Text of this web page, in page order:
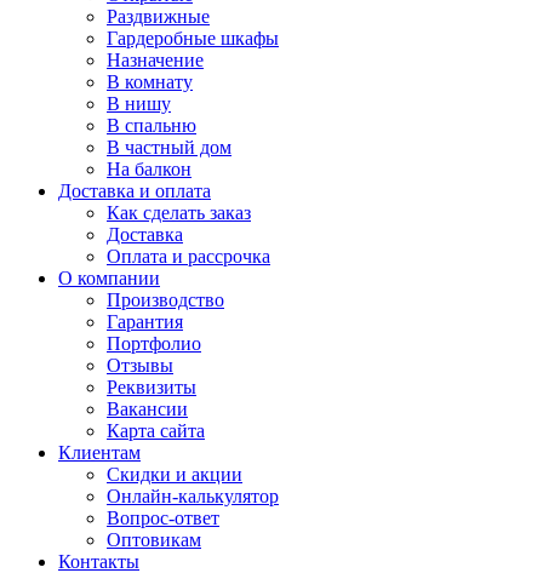
Раздвижные
Гардеробные шкафы
Назначение
В комнату
В нишу
В спальню
В частный дом
На балкон
Доставка и оплата
Как сделать заказ
Доставка
Оплата и рассрочка
О компании
Производство
Гарантия
Портфолио
Отзывы
Реквизиты
Вакансии
Карта сайта
Клиентам
Скидки и акции
Онлайн-калькулятор
Вопрос-ответ
Оптовикам
Контакты